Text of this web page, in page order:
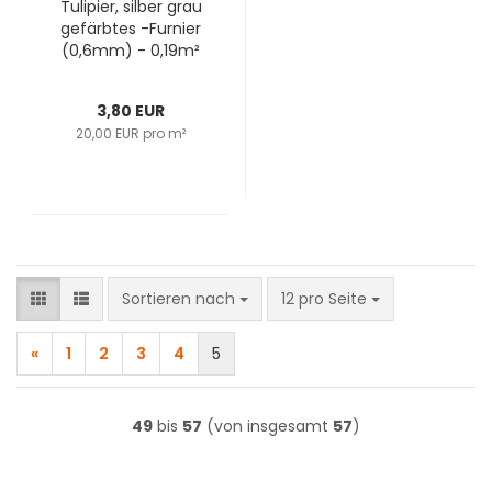
Tulipier, silber grau
gefärbtes -Furnier
(0,6mm) - 0,19m²
3,80 EUR
20,00 EUR pro m²
Sortieren nach
Sortieren nach 12 pro Seite
pro Seite
« 1 2 3 4 5
49 bis 57 (von insgesamt 57)